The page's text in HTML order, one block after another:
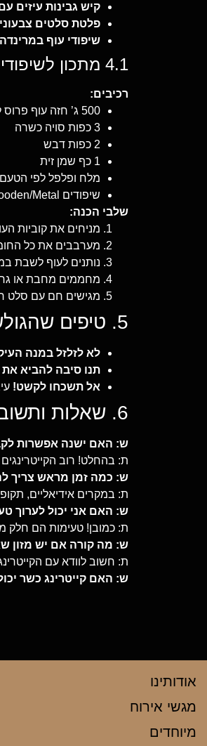
קיש גבינות עיזים
פלטת סלטים
שיפודי עוף
4.1 מתכון לשיפודי עוף במרינדה מיוחדת
רכיבים:
500 ג’ חזה עוף פרוס לקוביות
3 כפות סויה כשרה
2 כפות דבש
1 כף שמן זית
מלח ופלפל לפי הטעם
שיפודים Wooden/Metal
שלבי הכנה:
מניחים את קוביות
מערבבים את כל
נותנים לעוף לשבת
מחממים מחבת או
מגישים חם עם סלט
5. טיפים שהגולשים שלנו אוהבים
לא לזלזל במנה
תנו סיבה להביא
אל תשכחו לקשט!
6. שאלות ותשובות
ש: האם ישנה אפשרות
ת: בהחלט! רוב
ש: כמה זמן מראש צריך
ת: במקרים אידיאליים,
ש: האם אני יכול לערוך
ת: כמובן! טעימות הם חלק
ש: מה קורה אם יש מזון
ת: חשוב לוודא עם
ש: האם קייטרינג כשר
אודותינו
מגשי אירוח
מיוחדים